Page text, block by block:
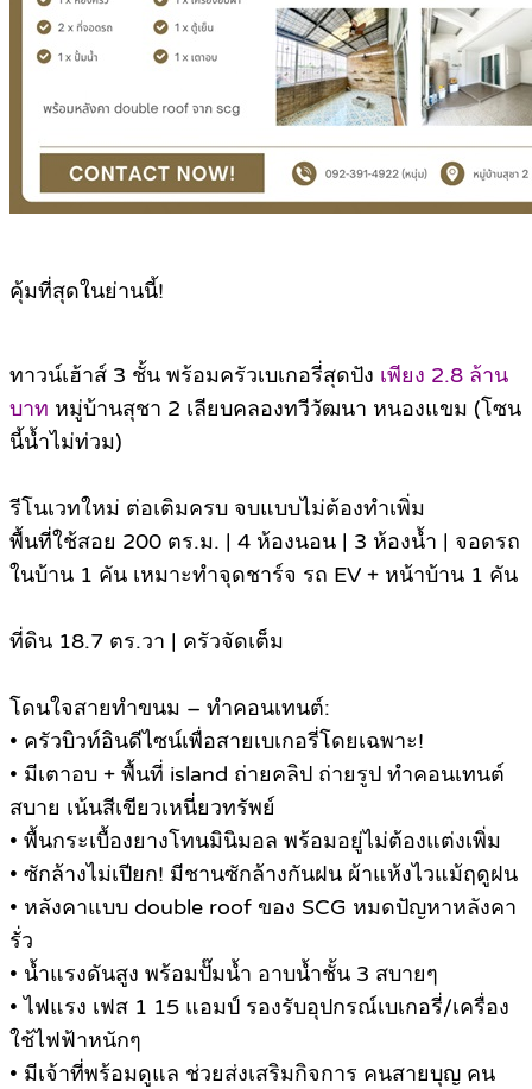
คุ้มที่สุดในย่านนี้!
ทาวน์เฮ้าส์ 3 ชั้น พร้อมครัวเบเกอรี่สุดปัง เพียง 2.8 ล้าน
บาท หมู่บ้านสุชา 2 เลียบคลองทวีวัฒนา หนองแขม (โซน
นี้น้ำไม่ท่วม)
รีโนเวทใหม่ ต่อเติมครบ จบแบบไม่ต้องทำเพิ่ม
พื้นที่ใช้สอย 200 ตร.ม. | 4 ห้องนอน | 3 ห้องน้ำ | จอดรถ
ในบ้าน 1 คัน เหมาะทำจุดชาร์จ รถ EV + หน้าบ้าน 1 คัน
ที่ดิน 18.7 ตร.วา | ครัวจัดเต็ม
โดนใจสายทำขนม – ทำคอนเทนต์:
• ครัวบิวท์อินดีไซน์เพื่อสายเบเกอรี่โดยเฉพาะ!
• มีเตาอบ + พื้นที่ island ถ่ายคลิป ถ่ายรูป ทำคอนเทนต์
สบาย เน้นสีเขียวเหนี่ยวทรัพย์
• พื้นกระเบื้องยางโทนมินิมอล พร้อมอยู่ไม่ต้องแต่งเพิ่ม
• ซักล้างไม่เปียก! มีชานซักล้างกันฝน ผ้าแห้งไวแม้ฤดูฝน
• หลังคาแบบ double roof ของ SCG หมดปัญหาหลังคา
รั่ว
• น้ำแรงดันสูง พร้อมปั๊มน้ำ อาบน้ำชั้น 3 สบายๆ
• ไฟแรง เฟส 1 15 แอมป์ รองรับอุปกรณ์เบเกอรี่/เครื่อง
ใช้ไฟฟ้าหนักๆ
• มีเจ้าที่พร้อมดูแล ช่วยส่งเสริมกิจการ คนสายบุญ คน